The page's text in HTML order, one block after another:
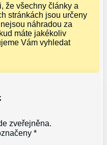
že všechny články a
stránkách jsou určeny
náhradou za
máte jakékoliv
Vám vyhledat
zveřejněna.
*